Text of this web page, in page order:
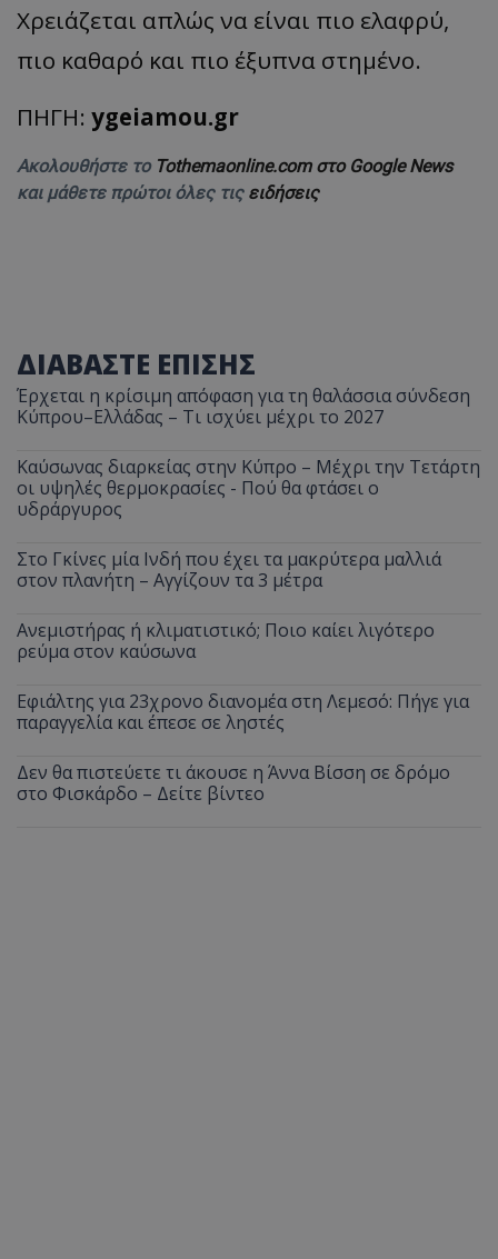
Χρειάζεται απλώς να είναι πιο ελαφρύ,
πιο καθαρό και πιο έξυπνα στημένο.
ΠΗΓΗ: ygeiamou.gr
Ακολουθήστε το Tothemaonline.com στο Google News
και μάθετε πρώτοι όλες τις ειδήσεις
ΔΙΑΒΑΣΤΕ ΕΠΙΣΗΣ
Έρχεται η κρίσιμη απόφαση για τη θαλάσσια σύνδεση
Κύπρου–Ελλάδας – Τι ισχύει μέχρι το 2027
Καύσωνας διαρκείας στην Κύπρο – Μέχρι την Τετάρτη
οι υψηλές θερμοκρασίες - Πού θα φτάσει ο
υδράργυρος
Στο Γκίνες μία Ινδή που έχει τα μακρύτερα μαλλιά
στον πλανήτη – Αγγίζουν τα 3 μέτρα
Ανεμιστήρας ή κλιματιστικό; Ποιο καίει λιγότερο
ρεύμα στον καύσωνα
Εφιάλτης για 23χρονο διανομέα στη Λεμεσό: Πήγε για
παραγγελία και έπεσε σε ληστές
Δεν θα πιστεύετε τι άκουσε η Άννα Βίσση σε δρόμο
στο Φισκάρδο – Δείτε βίντεο